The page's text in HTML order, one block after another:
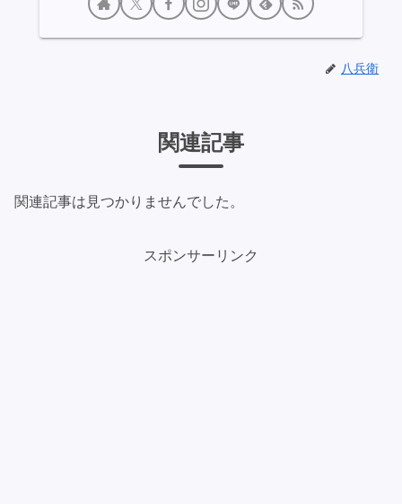
八兵衛
関連記事
関連記事は見つかりませんでした。
スポンサーリンク